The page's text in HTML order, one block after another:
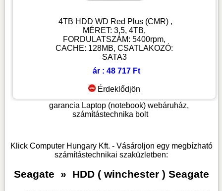
4TB HDD WD Red Plus (CMR) ,
MÉRET: 3,5, 4TB,
FORDULATSZÁM: 5400rpm,
CACHE: 128MB, CSATLAKOZÓ:
SATA3
ár : 48 717 Ft
Érdeklődjön
garancia Laptop (notebook) webáruház,
számítástechnika bolt
Klick Computer Hungary Kft. - Vásároljon egy megbízható
számítástechnikai szaküzletben:
Seagate » HDD ( winchester ) Seagate